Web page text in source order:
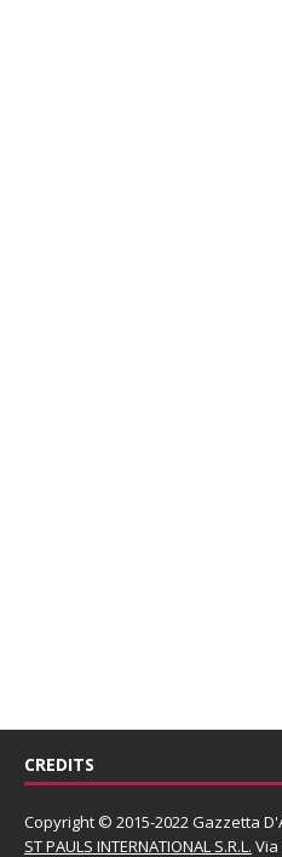
CREDITS
Copyright © 2015-2022 Gazzetta
ST PAULS INTERNATIONAL S.R.L. Via